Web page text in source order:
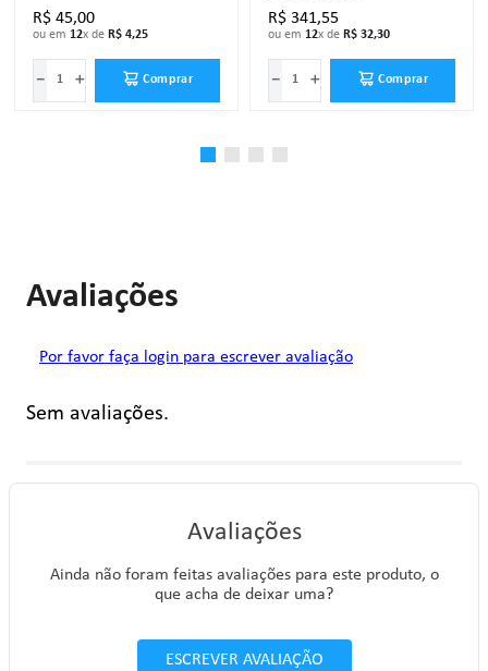
R$ 45,00
ou em 12x de R$ 4,25
＋
－ Comprar
R$ 341,55
ou em 12x de R$ 32,30
＋
－ Comprar
Avaliações
Por favor faça login para escrever avaliação
Sem avaliações.
Avaliações
Ainda não foram feitas avaliações para este produto, o
que acha de deixar uma?
ESCREVER AVALIAÇÃO